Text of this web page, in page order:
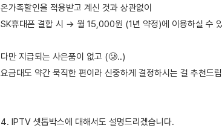
온가족할인을 적용받고 계신 것과 상관없이
SK휴대폰 결합 시 → 월 15,000원 (1년 약정)에 이용하실 수
다만 지급되는 사은품이 없고 (🥲..)
요금대도 약간 묵직한 편이라 신중하게 결정하시는 걸 추천드
4. IPTV 셋톱박스에 대해서도 설명드리겠습니다.